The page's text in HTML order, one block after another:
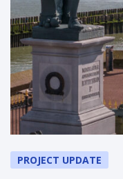
PROJECT UPDATE